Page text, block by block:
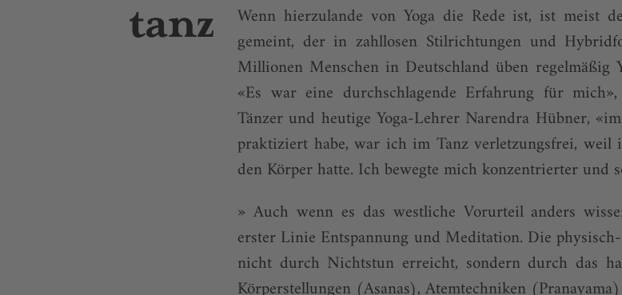
Wenn hierzulande von Yoga die Rede ist, ist meist
gemeint, der in zahllosen Stilrichtungen und
Millionen Menschen in Deutschland üben regelmäßig
«Es war eine durchschlagende Erfahrung für
Tänzer und heutige Yoga-Lehrer Narendra Hübner,
praktiziert habe, war ich im Tanz verletzungsfrei, weil
den Körper hatte. Ich bewegte mich konzentrierter und
» Auch wenn es das westliche Vorurteil anders
erster Linie Entspannung und Meditation. Die
nicht durch Nichtstun erreicht, sondern durch das
Körperstellungen (Asanas), Atemtechniken